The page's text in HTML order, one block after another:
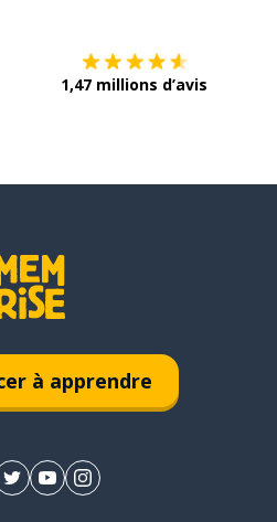
1,47 millions d’avis
à apprendre